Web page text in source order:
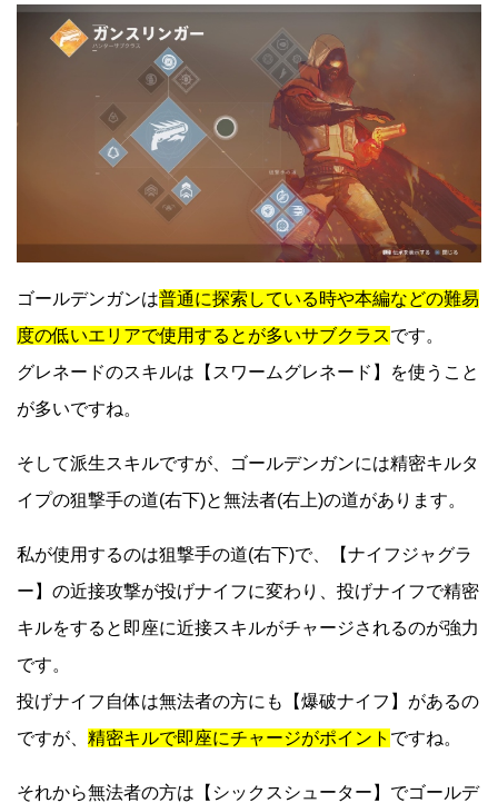
ゴールデンガンは普通に探索している時や本編などの難易
度の低いエリアで使用するとが多いサブクラスです。
グレネードのスキルは【スワームグレネード】を使うこと
が多いですね。
そして派生スキルですが、ゴールデンガンには精密キルタ
イプの狙撃手の道(右下)と無法者(右上)の道があります。
私が使用するのは狙撃手の道(右下)で、【ナイフジャグラ
ー】の近接攻撃が投げナイフに変わり、投げナイフで精密
キルをすると即座に近接スキルがチャージされるのが強力
です。
投げナイフ自体は無法者の方にも【爆破ナイフ】があるの
ですが、 精密キルで即座にチャージがポイント ですね。
それから無法者の方は【シックスシューター】でゴールデ